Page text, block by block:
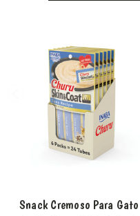
Snack Cremoso Para Gato